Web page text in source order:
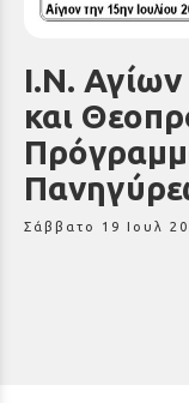
Ι.Ν.
και
Σάββατο 19 Ιουλ